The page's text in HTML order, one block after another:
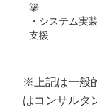
築
・システム実装
支援
※上記は一般
はコンサルタ